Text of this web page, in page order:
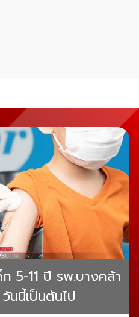
5-11 ปี รพ.บางคล้า
นนี้เป็นต้นไป